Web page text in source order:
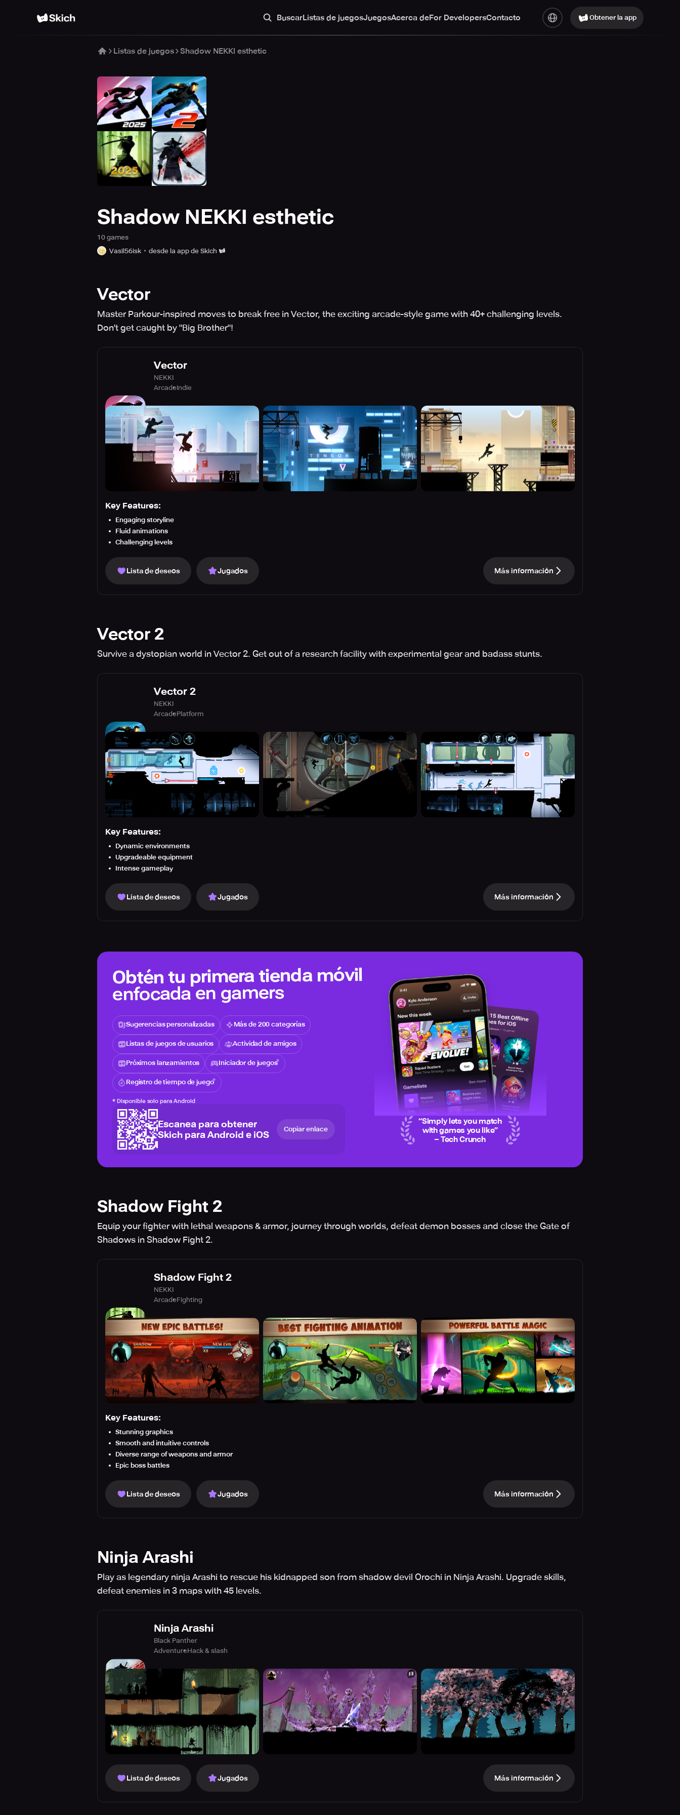
BuscarListas de juegosJuegosAcerca deFor DevelopersContacto Obtener la app
Listas de juegos Shadow NEKKI esthetic
Shadow NEKKI esthetic
10 games
Vasil56isk
desde la app de Skich
Vector
Master Parkour-inspired moves to break free in Vector, the exciting arcade-style game with 40+ challenging levels.
Don't get caught by "Big Brother"!
Vector
NEKKI
ArcadeIndie
Key Features:
Engaging storyline
Fluid animations
Challenging levels
Lista de deseos Jugados Más información
Vector 2
Survive a dystopian world in Vector 2. Get out of a research facility with experimental gear and badass stunts.
Vector 2
NEKKI
ArcadePlatform
Key Features:
Dynamic environments
Upgradeable equipment
Intense gameplay
Lista de deseos Jugados Más información
Obtén tu primera tienda móvil
enfocada en gamers
Sugerencias personalizadas Más de 200 categorías
Listas de juegos de usuarios Actividad de amigos
Próximos lanzamientos Iniciador de juegos
Registro de tiempo de juego
* Disponible solo para Android
Escanea para obtener
Skich para Android e iOS
Copiar enlace
“Simply lets you match
with games you like”
– Tech Crunch
Shadow Fight 2
Equip your fighter with lethal weapons & armor, journey through worlds, defeat demon bosses and close the Gate of
Shadows in Shadow Fight 2.
Shadow Fight 2
NEKKI
ArcadeFighting
Key Features:
Stunning graphics
Smooth and intuitive controls
Diverse range of weapons and armor
Epic boss battles
Lista de deseos Jugados Más información
Ninja Arashi
Play as legendary ninja Arashi to rescue his kidnapped son from shadow devil Orochi in Ninja Arashi. Upgrade skills,
defeat enemies in 3 maps with 45 levels.
Ninja Arashi
Black Panther
AdventureHack & slash
Lista de deseos Jugados Más información